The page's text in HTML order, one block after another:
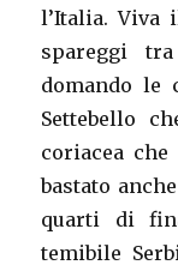
l’Italia. Viva
spareggi
domando le
Settebello
coriacea
bastato
quarti di
temibile